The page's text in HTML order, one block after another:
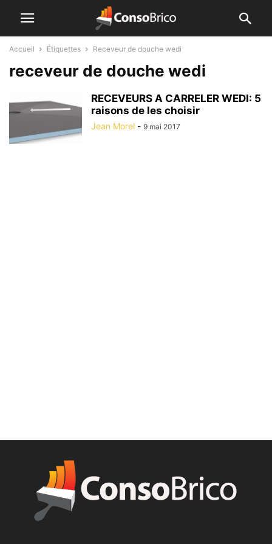
Accueil Étiquettes Receveur de douche wedi
receveur de douche wedi
RECEVEURS A CARRELER WEDI: 5
raisons de les choisir
Jean Morel - 9 mai 2017